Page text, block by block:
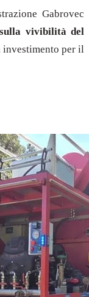
Gabrovec
vivibilità del
investimento per il